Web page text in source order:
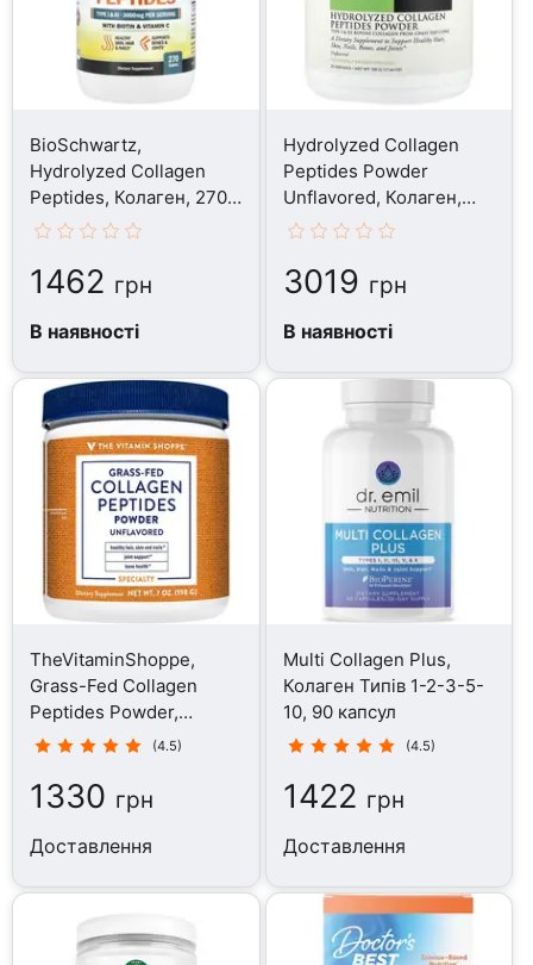
BioSchwartz,
Hydrolyzed Collagen
Peptides, Колаген, 270
таблеток
1462 грн
В наявності
Hydrolyzed Collagen
Peptides Powder
Unflavored, Колаген,
500 г
3019 грн
В наявності
TheVitaminShoppe,
Grass-Fed Collagen
Peptides Powder,
Колаген, 198 г(4.5)
1330 грн
Доставлення
Multi Collagen Plus,
Колаген Типів 1-2-3-5-
10, 90 капсул
(4.5)
1422 грн
Доставлення